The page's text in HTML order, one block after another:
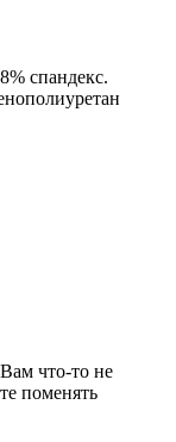
спандекс.
что-то не
поменять